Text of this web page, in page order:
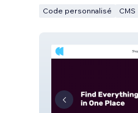
Code personnalisé CMS